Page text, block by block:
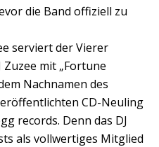
die Band offiziell zu
serviert der Vierer
mit „Fortune
Nachnamen des
CD-Neuling
records. Denn das DJ
als vollwertiges Mitglied